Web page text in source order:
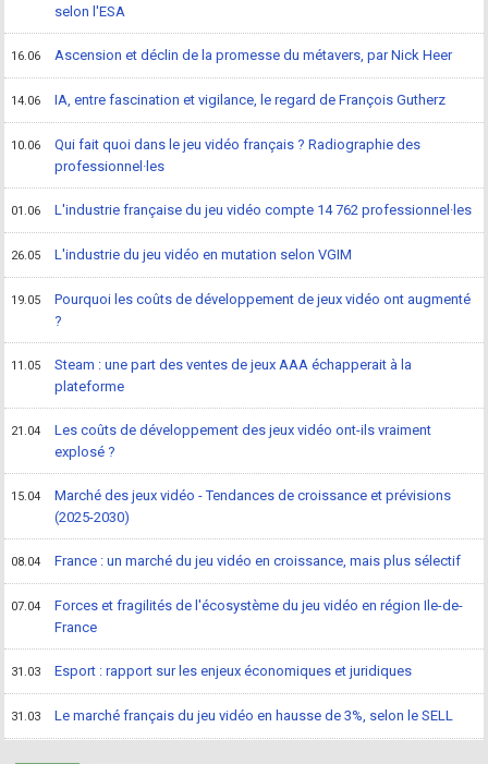
selon l'ESA
16.06 Ascension et déclin de la promesse du métavers, par Nick Heer
14.06 IA, entre fascination et vigilance, le regard de François Gutherz
10.06
Qui fait quoi dans le jeu vidéo français ? Radiographie des
professionnel·les
01.06 L'industrie française du jeu vidéo compte 14 762 professionnel·les
26.05 L'industrie du jeu vidéo en mutation selon VGIM
19.05
Pourquoi les coûts de développement de jeux vidéo ont augmenté
?
11.05
Steam : une part des ventes de jeux AAA échapperait à la
plateforme
21.04
Les coûts de développement des jeux vidéo ont-ils vraiment
explosé ?
15.04
Marché des jeux vidéo - Tendances de croissance et prévisions
(2025-2030)
08.04 France : un marché du jeu vidéo en croissance, mais plus sélectif
07.04
Forces et fragilités de l'écosystème du jeu vidéo en région Ile-de-
France
31.03 Esport : rapport sur les enjeux économiques et juridiques
31.03 Le marché français du jeu vidéo en hausse de 3%, selon le SELL